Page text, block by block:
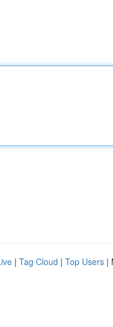
| Tag Cloud | Top Users |